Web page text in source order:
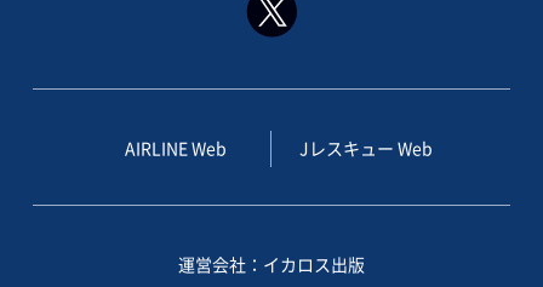
AIRLINE Web Jレスキュー Web
運営会社：イカロス出版